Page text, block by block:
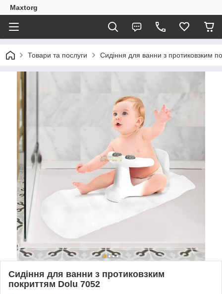
Maxtorg
Товари та послуги Сидіння для ванни з протиковзким
Сидіння для ванни з протиковзким
покриттям Dolu 7052